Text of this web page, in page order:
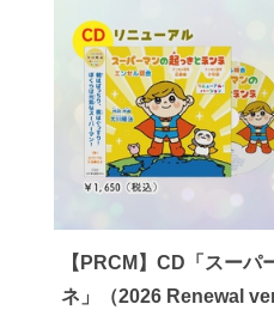
【PRCM】CD「スーパ
ネ」（2026 Renewal